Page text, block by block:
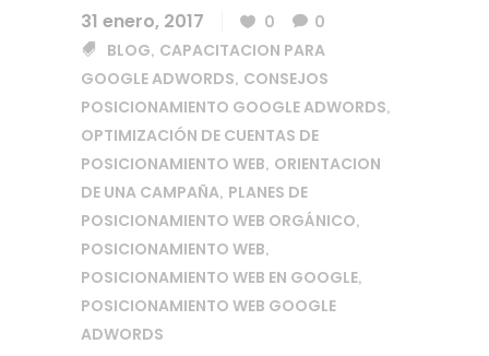
31 enero, 2017 0
0
BLOG, CAPACITACION PARA
GOOGLE ADWORDS, CONSEJOS
POSICIONAMIENTO GOOGLE ADWORDS,
OPTIMIZACIÓN DE CUENTAS DE
POSICIONAMIENTO WEB, ORIENTACION
DE UNA CAMPAÑA, PLANES DE
POSICIONAMIENTO WEB ORGÁNICO,
POSICIONAMIENTO WEB,
POSICIONAMIENTO WEB EN GOOGLE,
POSICIONAMIENTO WEB GOOGLE
ADWORDS